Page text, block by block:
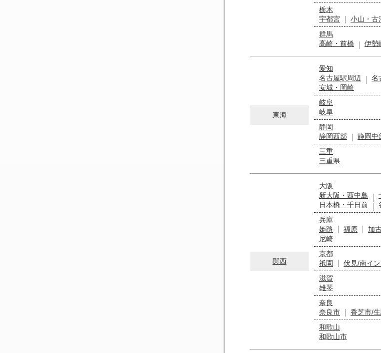
栃木
宇都宮
小山・古
群馬
高崎・前橋
伊勢
東海
愛知
名古屋駅周辺
名
安城・岡崎
岐阜
岐阜
静岡
静岡西部
静岡中
三重
三重県
関西
大阪
新大阪・西中島
日本橋・千日前
兵庫
姫路
福原 加
尼崎
京都
祇園
伏見/南イ
滋賀
雄琴
奈良
奈良市
香芝市/
和歌山
和歌山市